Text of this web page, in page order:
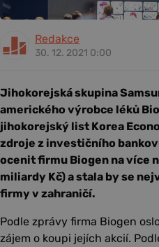
Redakce
30. 12. 2021 0:00
Jihokorejská skupina
amerického výrobce léků
jihokorejský list Korea
zdroje z investičního
ocenit firmu Biogen na více
miliardy Kč) a stala by se
firmy v zahraničí.
Podle zprávy firma Biogen
zájem o koupi jejích akcií.